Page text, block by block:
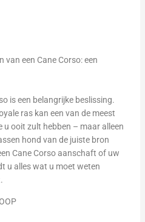
van een Cane Corso: een
is een belangrijke beslissing.
ras kan een van de meest
u ooit zult hebben – maar alleen
hond van de juiste bron
Cane Corso aanschaft of uw
u alles wat u moet weten